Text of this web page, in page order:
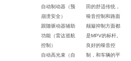
自动制动器（预
崩溃安全）
跟随驱动器辅助
功能（雷达巡航
控制）
自动高光束（自
田的舒适传统，
噪音控制和路面
颠簸抑制方面都
是MPV的标杆。
良好的噪音控
制，和车辆的平